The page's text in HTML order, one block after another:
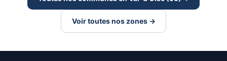
Voir toutes nos zones →